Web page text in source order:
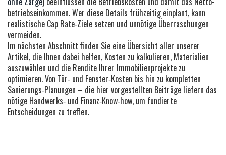
betriebseinkommen. Wer diese Details frühzeitig einplant, kann
realistische Cap Rate‑Ziele setzen und unnötige Überraschungen
vermeiden.
Im nächsten Abschnitt finden Sie eine Übersicht aller unserer
Artikel, die Ihnen dabei helfen, Kosten zu kalkulieren, Materialien
auszuwählen und die Rendite Ihrer Immobilienprojekte zu
optimieren. Von Tür‑ und Fenster‑Kosten bis hin zu kompletten
Sanierungs‑Planungen – die hier vorgestellten Beiträge liefern das
nötige Handwerks‑ und Finanz‑Know‑how, um fundierte
Entscheidungen zu treffen.